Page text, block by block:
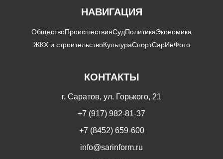
НАВИГАЦИЯ
ОбществоПроисшествияСудПолитикаЭкономика
ЖКХ и строительствоКультураСпортСарИнФото
КОНТАКТЫ
г. Саратов, ул. Горького, 21
+7 (917) 982-81-37
+7 (8452) 659-600
info@sarinform.ru